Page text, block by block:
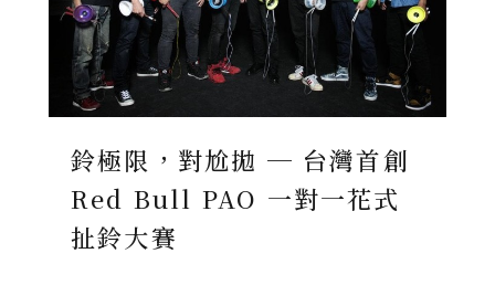
鈴極限，對尬拋 ─ 台灣首創
Red Bull PAO 一對一花式
扯鈴大賽